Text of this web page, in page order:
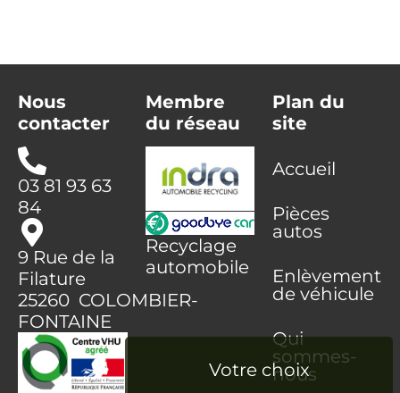
Nous
contacter
03 81 93 63
84
9 Rue de la
Filature
25260 COLOMBIER-
FONTAINE
Membre
du réseau
Recyclage
automobile
Plan du
site
Accueil
Pièces
autos
Enlèvement
de véhicule
Qui
sommes-
nous